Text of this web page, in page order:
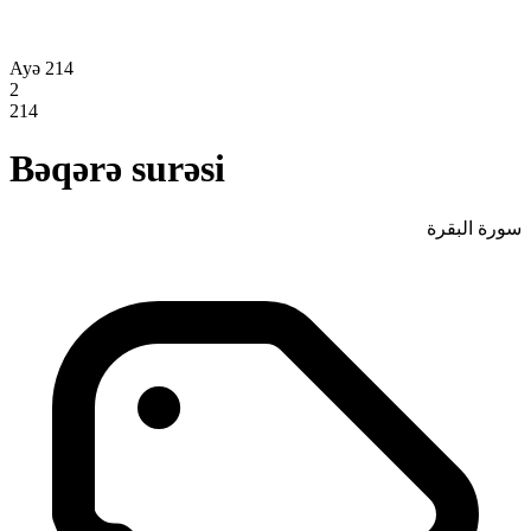
Ayə 214
2
214
Bəqərə surəsi
سورة البقرة